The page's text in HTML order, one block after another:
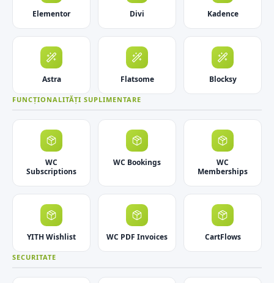
Elementor Divi Kadence
Astra Flatsome Blocksy
FUNCȚIONALITĂȚI SUPLIMENTARE
WC
Subscriptions
WC Bookings
WC
Memberships
YITH Wishlist WC PDF Invoices CartFlows
SECURITATE